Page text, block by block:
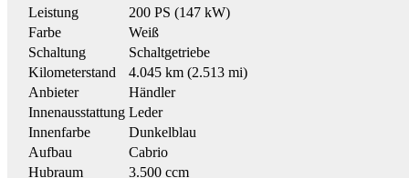
Leistung
200 PS (147 kW)
Farbe
Weiß
Schaltung
Schaltgetriebe
Kilometerstand
4.045 km (2.513 mi)
Anbieter
Händler
Innenausstattung Leder
Innenfarbe
Dunkelblau
Aufbau
Cabrio
Hubraum
3.500 ccm